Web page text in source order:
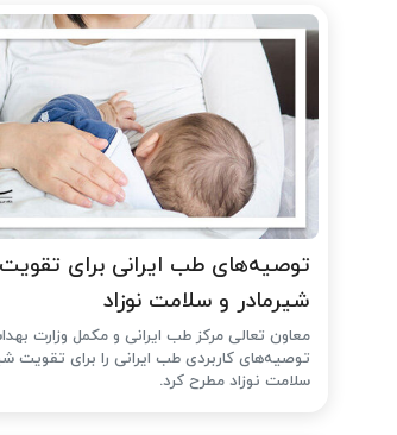
توصیه‌های طب ایرانی برای تقویت
شیرمادر و سلامت نوزاد
معاون تعالی مرکز طب ایرانی و مکمل وزارت
توصیه‌های کاربردی طب ایرانی را برای تقویت
سلامت نوزاد مطرح کرد.